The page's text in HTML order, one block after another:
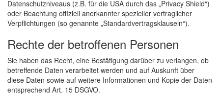
Datenschutzniveaus (z.B. für die USA durch das „Privacy Shield“)
oder Beachtung offiziell anerkannter spezieller vertraglicher
Verpflichtungen (so genannte „Standardvertragsklauseln“).
Rechte der betroffenen Personen
Sie haben das Recht, eine Bestätigung darüber zu verlangen, ob
betreffende Daten verarbeitet werden und auf Auskunft über
diese Daten sowie auf weitere Informationen und Kopie der Daten
entsprechend Art. 15 DSGVO.